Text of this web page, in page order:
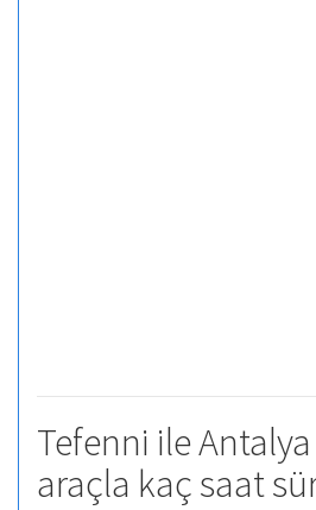
Tefenni ile Antalya
araçla kaç saat